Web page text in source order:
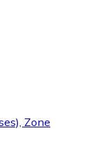
Zone